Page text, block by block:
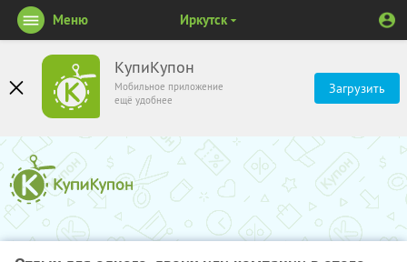
КупиКупон
Мобильное приложение
ещё удобнее
Загрузить
Меню Иркутск